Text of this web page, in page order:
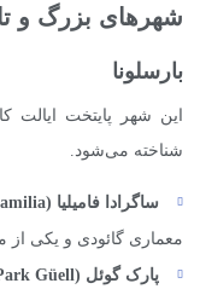
شهرهای بزرگ و
بارسلونا
این شهر پایتخت ایالت
شناخته می‌شود.
ساگرادا فامیلیا (
معماری گائودی و یکی از
پارک گوئل (Güell